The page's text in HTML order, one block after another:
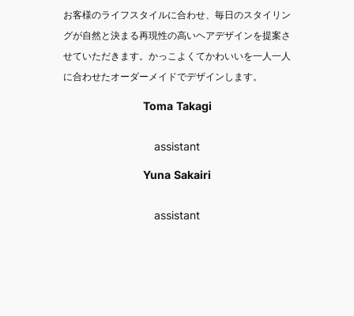
お客様のライフスタイルに合わせ、毎日のスタイリン
グが自然と決まる再現性の高いヘアデザインを提案さ
せていただきます。かっこよくてかわいいを一人一人
に合わせたオーダーメイドでデザインします。
Toma Takagi
assistant
Yuna Sakairi
assistant